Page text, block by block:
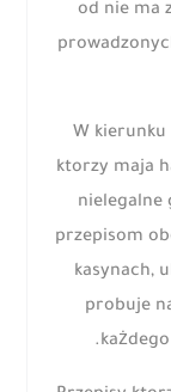
od nie ma
W
ktorzy maja
nielegalne
przepisom
kasynach,
probuje